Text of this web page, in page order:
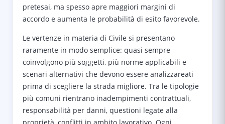
pretesai, ma spesso apre maggiori margini di
accordo e aumenta le probabilità di esito favorevole.
Le vertenze in materia di Civile si presentano
raramente in modo semplice: quasi sempre
coinvolgono più soggetti, più norme applicabili e
scenari alternativi che devono essere analizzareati
prima di scegliere la strada migliore. Tra le tipologie
più comuni rientrano inadempimenti contrattuali,
responsabilità per danni, questioni legate alla